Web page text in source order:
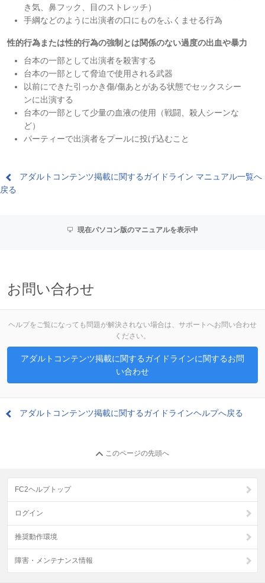
き気、鼻フック、目のストレッチ）
手綱などのように出演者の口にものをふくませる行為
性的行為または性的行為の強制とは関係のない過度の出血や暴力
台本の一部として出演者を殺害する
台本の一部として脅迫で使用される武器
以前にできた引っかき傷/傷あとがある状態でセックスシー
ンに出演する
台本の一部として少量の血液の使用（戦闘、殺人シーンな
ど）
パーティーで出演者をプールに投げ込むこと
アダルトコンテンツ掲載に関するガイドライン マニュアル一覧へ
戻る
現在パソコン版のマニュアルを表示中
お問い合わせ
ヘルプをご覧になっても問題が解決されない場合は、サポートへお問い合わせ
ください。
アダルトコンテンツ掲載に関するガイドラインに関するお問
い合わせ
アダルトコンテンツ掲載に関するガイドラインヘルプへ戻る
このページの先頭へ
FC2ヘルプトップ
ログイン
推奨動作環境
障害・メンテナンス情報